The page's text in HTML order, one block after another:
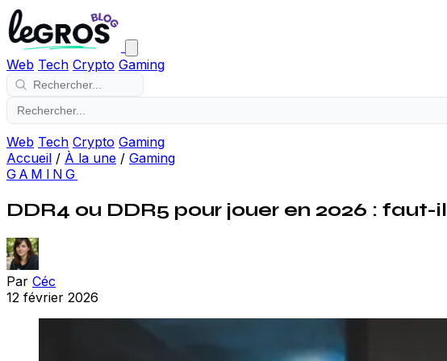
Web Tech Crypto Gaming
Web Tech Crypto Gaming
Accueil / À la une / Gaming
GAMING
DDR4 ou DDR5 pour jouer en 2026 :
Par Céc
12 février 2026